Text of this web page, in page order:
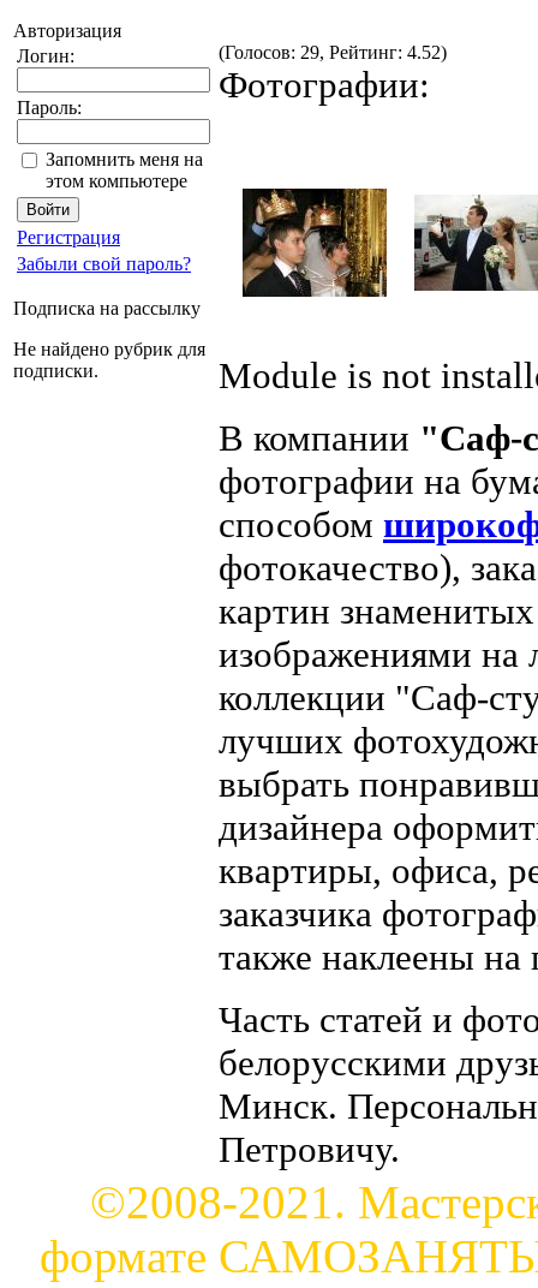
Авторизация
Логин:
Пароль:
Запомнить меня на
этом компьютере
Регистрация
Забыли свой пароль?
Подписка на рассылку
Не найдено рубрик для
подписки.
(Голосов: 29, Рейтинг: 4.52)
Фотографии:
Module is not
В компании "Саф-
фотографии на
способом
фотокачество),
картин
изображениями
коллекции "Саф-
лучших
выбрать
дизайнера
квартиры, офиса,
заказчика
также наклеены на
Часть статей и
белорусскими
Минск.
Петровичу.
©2008-2021.
формате